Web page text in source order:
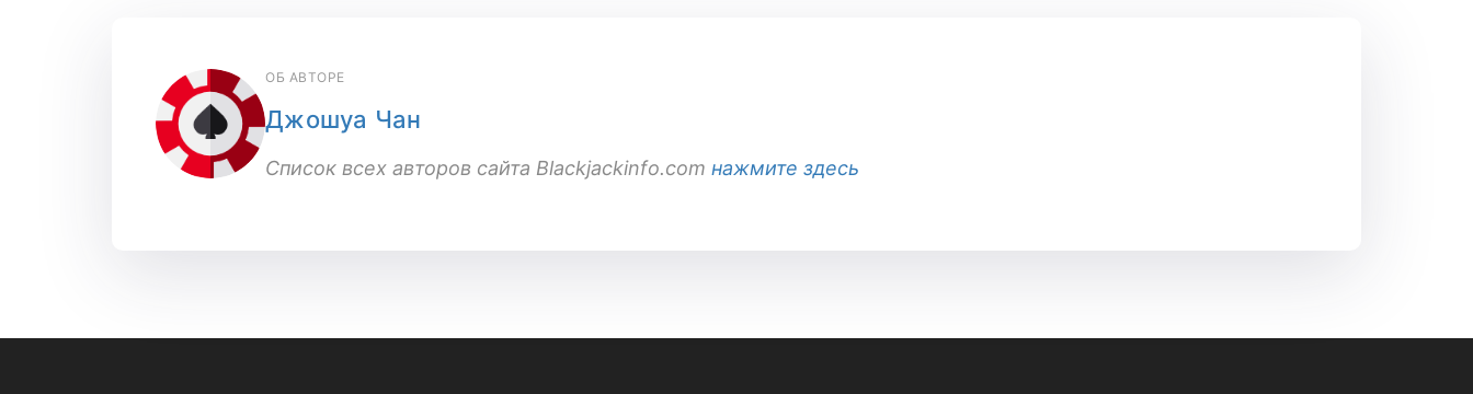
ОБ АВТОРЕ
Джошуа Чан
Список всех авторов сайта Blackjackinfo.com нажмите здесь